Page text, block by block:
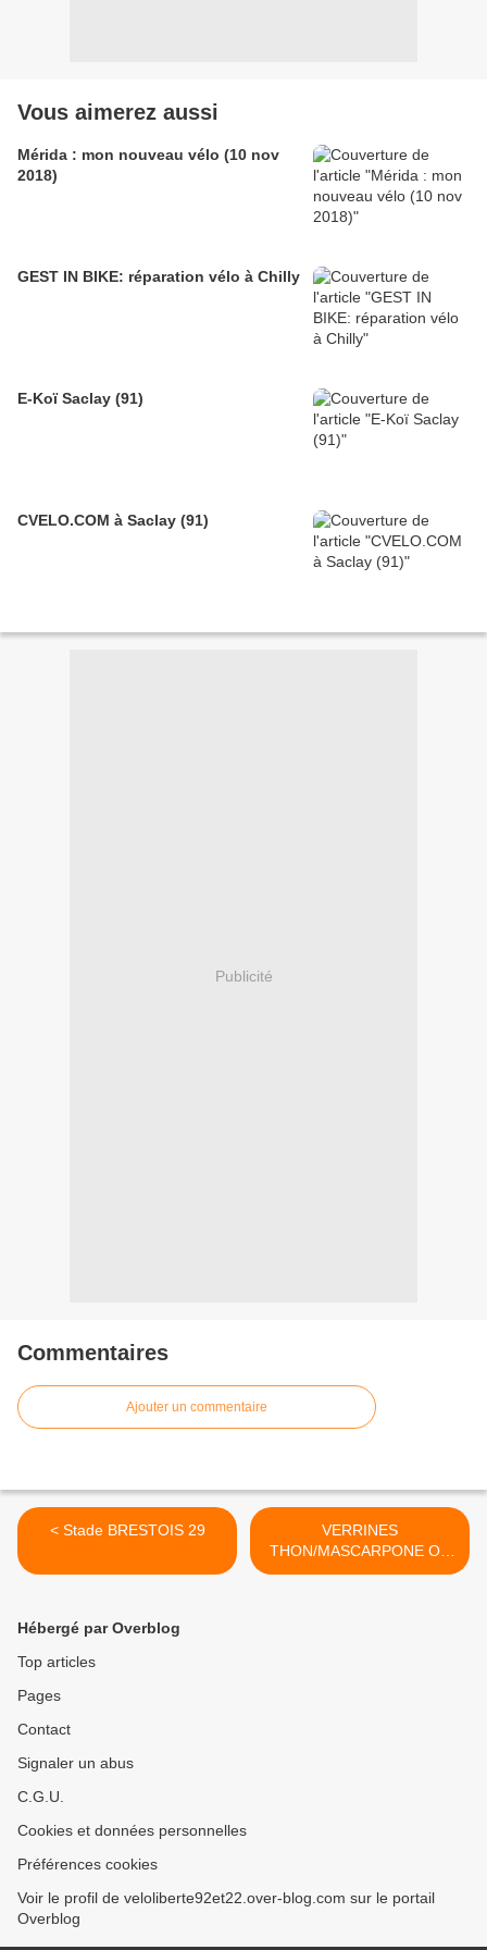
Vous aimerez aussi
Mérida : mon nouveau vélo (10 nov
2018)
GEST IN BIKE: réparation vélo à Chilly
E-Koï Saclay (91)
CVELO.COM à Saclay (91)
Publicité
Commentaires
Ajouter un commentaire
< Stade BRESTOIS 29
VERRINES
THON/MASCARPONE OU
CHEVRE FRUITS SECS >
Hébergé par Overblog
Top articles
Pages
Contact
Signaler un abus
C.G.U.
Cookies et données personnelles
Préférences cookies
Voir le profil de veloliberte92et22.over-blog.com sur le portail
Overblog